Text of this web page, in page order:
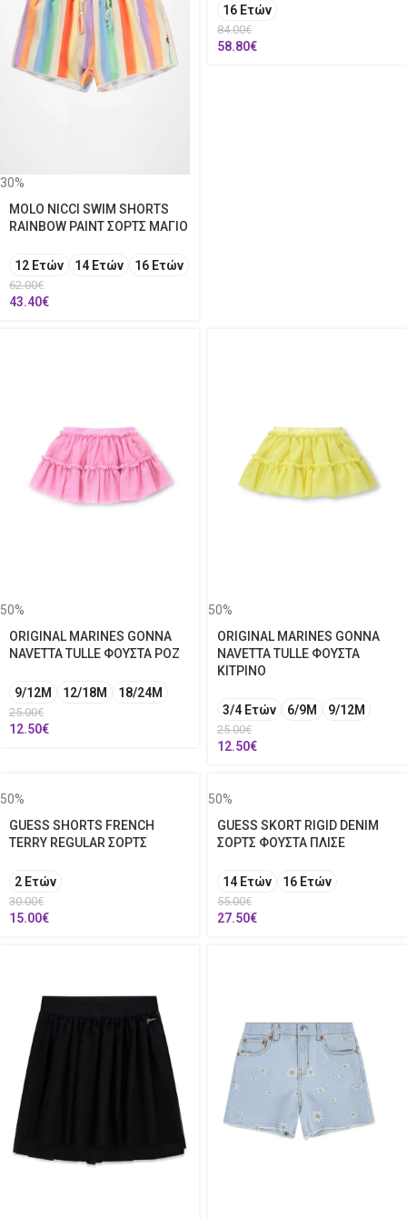
30%
MOLO NICCI SWIM SHORTS
RAINBOW PAINT ΣΟΡΤΣ ΜΑΓΙΟ
12 Ετών 14 Ετών 16 Ετών
62.00€
43.40€
16 Ετών
84.00€
58.80€
50%
ORIGINAL MARINES GONNA
NAVETTA TULLE ΦΟΥΣΤΑ ΡΟΖ
9/12M 12/18M 18/24M
25.00€
12.50€
50%
ORIGINAL MARINES GONNA
NAVETTA TULLE ΦΟΥΣΤΑ
ΚΙΤΡΙΝΟ
3/4 Ετών 6/9Μ 9/12M
25.00€
12.50€
50%
GUESS SHORTS FRENCH
TERRY REGULAR ΣΟΡΤΣ
2 Ετών
30.00€
15.00€
50%
GUESS SKORT RIGID DENIM
ΣΟΡΤΣ ΦΟΥΣΤΑ ΠΛΙΣΕ
14 Ετών 16 Ετών
55.00€
27.50€